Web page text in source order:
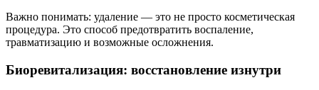
Важно понимать: удаление — это не просто косметическая
процедура. Это способ предотвратить воспаление,
травматизацию и возможные осложнения.
Биоревитализация: восстановление изнутри